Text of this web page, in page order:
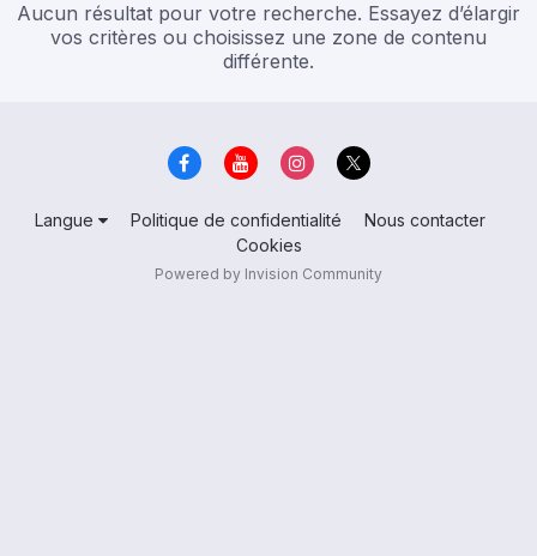
Aucun résultat pour votre recherche. Essayez d’élargir
vos critères ou choisissez une zone de contenu
différente.
Langue Politique de confidentialité
Nous contacter
Cookies
Powered by Invision Community